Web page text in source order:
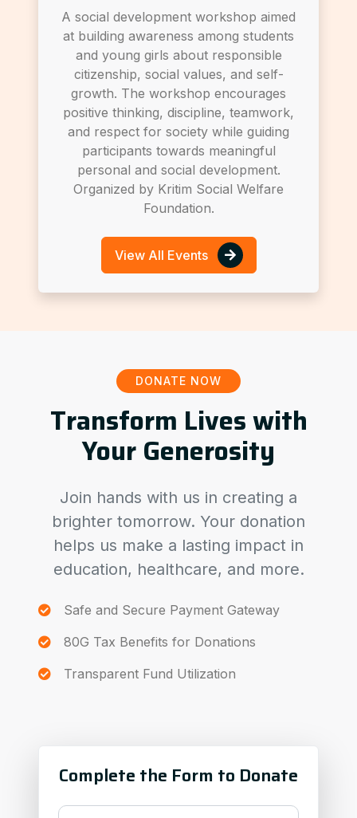
A social development workshop aimed
at building awareness among students
and young girls about responsible
citizenship, social values, and self-
growth. The workshop encourages
positive thinking, discipline, teamwork,
and respect for society while guiding
participants towards meaningful
personal and social development.
Organized by Kritim Social Welfare
Foundation.
View All Events
DONATE NOW
Transform Lives with
Your Generosity
Join hands with us in creating a
brighter tomorrow. Your donation
helps us make a lasting impact in
education, healthcare, and more.
Safe and Secure Payment Gateway
80G Tax Benefits for Donations
Transparent Fund Utilization
Complete the Form to Donate